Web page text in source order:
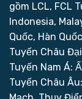
gồm LCL, FCL
Indonesia,
Quốc, Hàn
Tuyến Châu
Tuyến Nam Á:
Tuyến Châu